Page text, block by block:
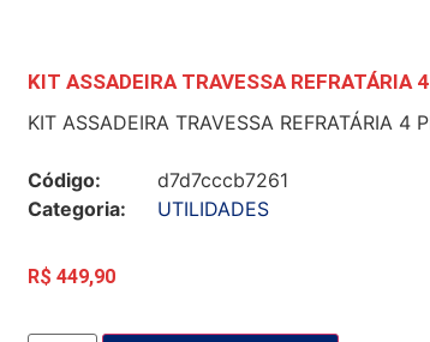
KIT ASSADEIRA TRAVESSA REFRATÁRIA
KIT ASSADEIRA TRAVESSA REFRATÁRIA
Código:
d7d7cccb7261
Categoria:
UTILIDADES
R$ 449,90